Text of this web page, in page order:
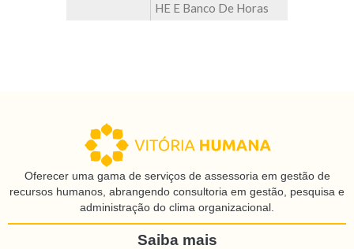
HE E Banco De Horas
Oferecer uma gama de serviços de assessoria em gestão de
recursos humanos, abrangendo consultoria em gestão, pesquisa e
administração do clima organizacional.
Saiba mais